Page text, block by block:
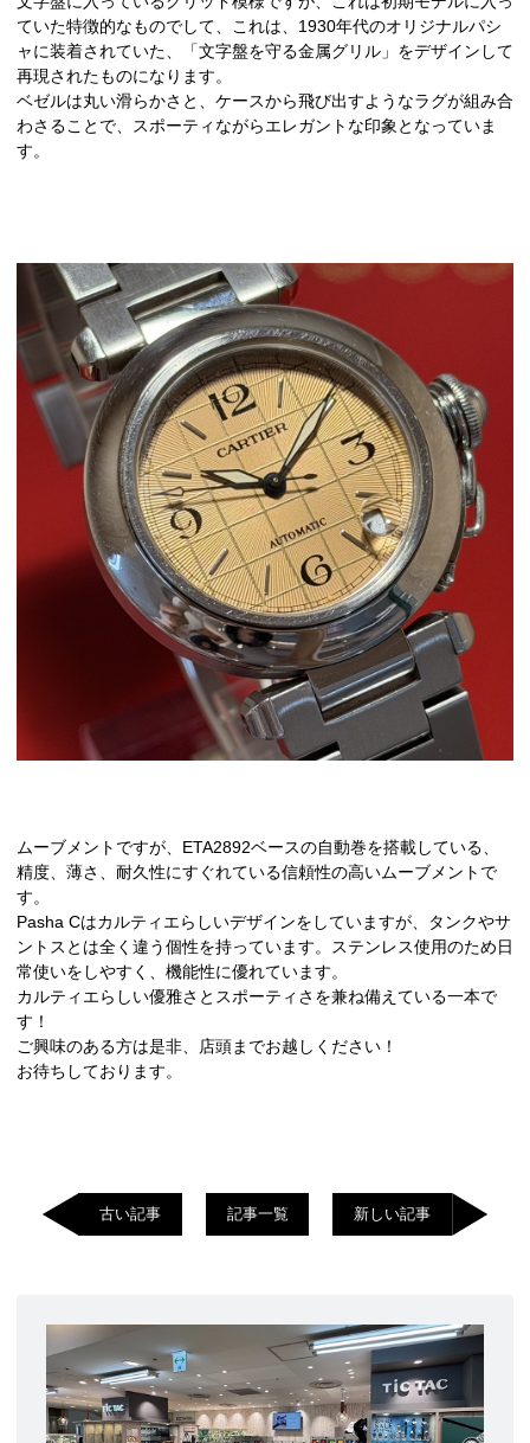
ていた特徴的なものでして、これは、1930年代のオリジナルパシ
ャに装着されていた、「文字盤を守る金属グリル」をデザインして
再現されたものになります。
ベゼルは丸い滑らかさと、ケースから飛び出すようなラグが組み合
わさることで、スポーティながらエレガントな印象となっていま
す。
ムーブメントですが、ETA2892ベースの自動巻を搭載している、
精度、薄さ、耐久性にすぐれている信頼性の高いムーブメントで
す。
Pasha Cはカルティエらしいデザインをしていますが、タンクやサ
ントスとは全く違う個性を持っています。ステンレス使用のため日
常使いをしやすく、機能性に優れています。
カルティエらしい優雅さとスポーティさを兼ね備えている一本で
す！
ご興味のある方は是非、店頭までお越しください！
お待ちしております。
古い記事 記事一覧 新しい記事